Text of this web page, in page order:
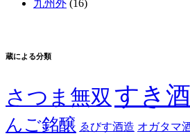
九州外 (16)
蔵による分類
さつま無双 すき
んご銘醸 ゑびす酒造 オガタマ